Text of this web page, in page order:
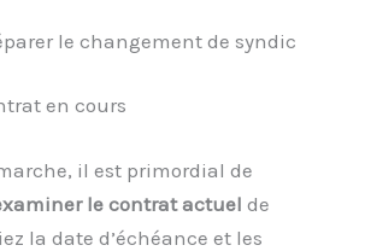
le changement de syndic
en cours
il est primordial de
le contrat actuel de
la date d’échéance et les